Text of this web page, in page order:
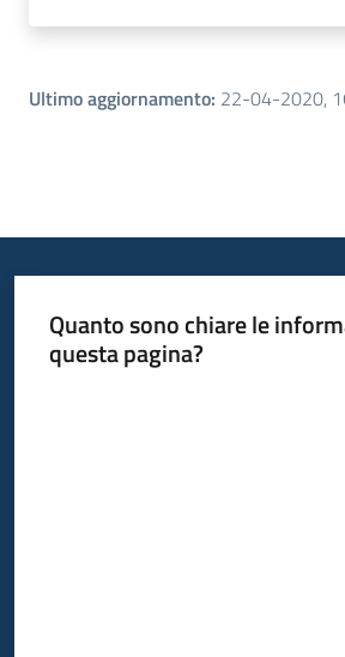
Ultimo aggiornamento: 22-04-2020,
Quanto sono chiare le
questa pagina?